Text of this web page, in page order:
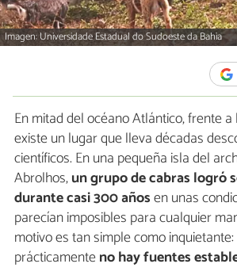
Imagen: Universidade Estadual do Sudoeste da Bahia
En mitad del océano Atlántico, frente
existe un lugar que lleva décadas
científicos. En una pequeña isla del
Abrolhos,un grupo de cabras logró
durante casi 300 añosen unas
parecían imposibles para cualquier
motivo es tan simple como
prácticamenteno hay fuentes